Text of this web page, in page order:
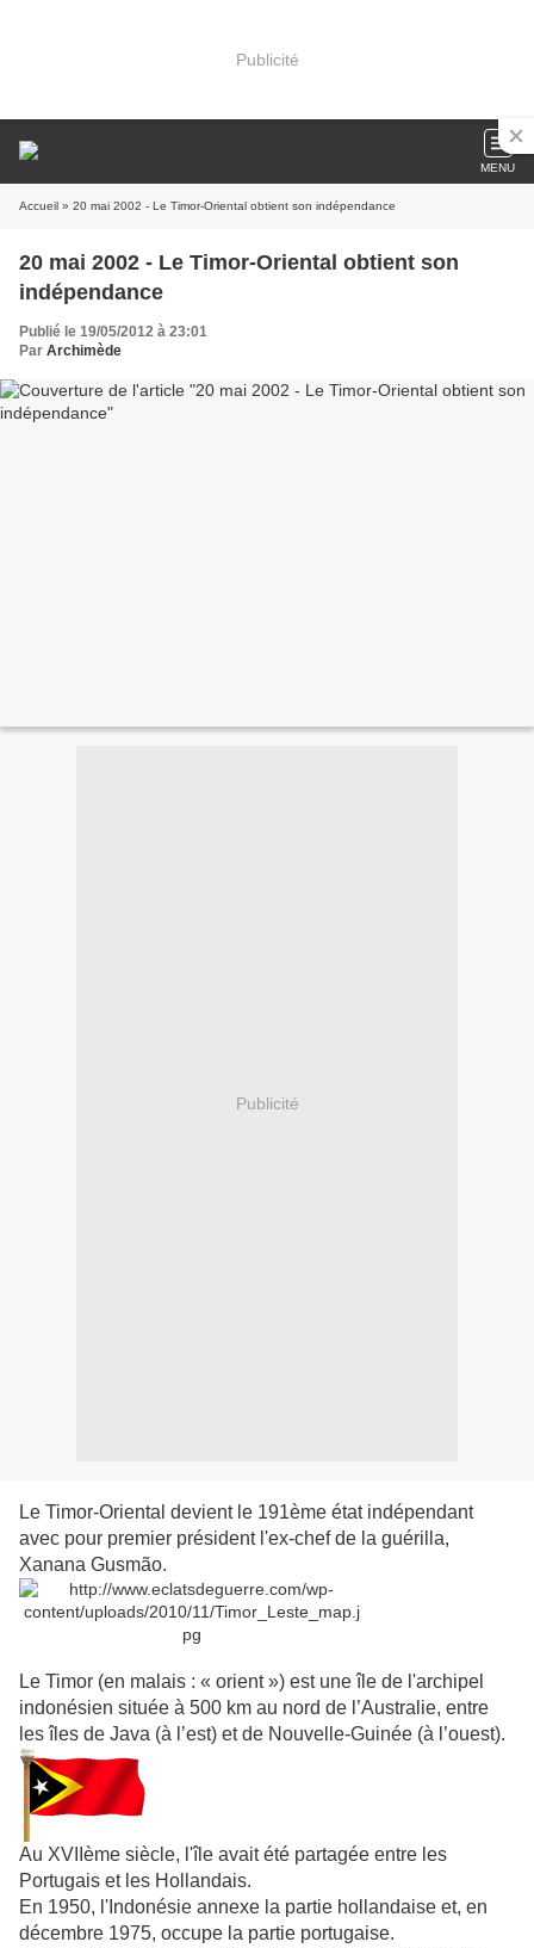
Publicité
MENU
Accueil » 20 mai 2002 - Le Timor-Oriental obtient son indépendance
20 mai 2002 - Le Timor-Oriental obtient son
indépendance
Publié le 19/05/2012 à 23:01
Par Archimède
Publicité
Le Timor-Oriental devient le 191ème état indépendant
avec pour premier président l'ex-chef de la guérilla,
Xanana Gusmão.
Le Timor (en malais : « orient ») est une île de l'archipel
indonésien située à 500 km au nord de l’Australie, entre
les îles de Java (à l’est) et de Nouvelle-Guinée (à l’ouest).
Au XVIIème siècle, l'île avait été partagée entre les
Portugais et les Hollandais.
En 1950, l'Indonésie annexe la partie hollandaise et, en
décembre 1975, occupe la partie portugaise.